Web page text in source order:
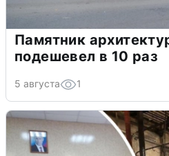
Памятник
подешевел в 10 раз
5 августа 1